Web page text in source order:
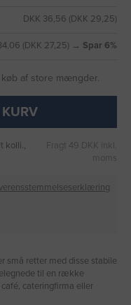
DKK 36,56 (DKK 29,25)
(DKK 27,25) → Spar 6%
af store mængder.
kolli.,
Fragt 49 DKK inkl.
moms
små retter med disse stabile
til en række
cateringfirma eller